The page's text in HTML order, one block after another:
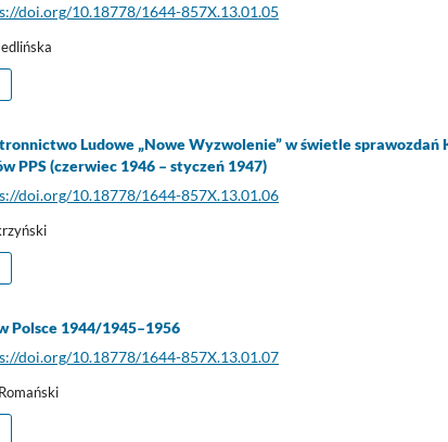
doi.org/10.18778/1644-857X.13.01.05
Ludowe „Nowe Wyzwolenie” w świetle
PPS (czerwiec 1946 – styczeń 1947)
doi.org/10.18778/1644-857X.13.01.06
Polsce 1944/1945–1956
doi.org/10.18778/1644-857X.13.01.07